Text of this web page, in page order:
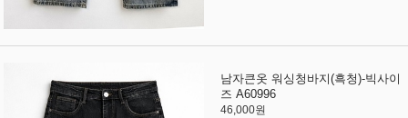
남자큰옷 워싱청바지(흑청)-빅사이
즈 A60996
46,000원